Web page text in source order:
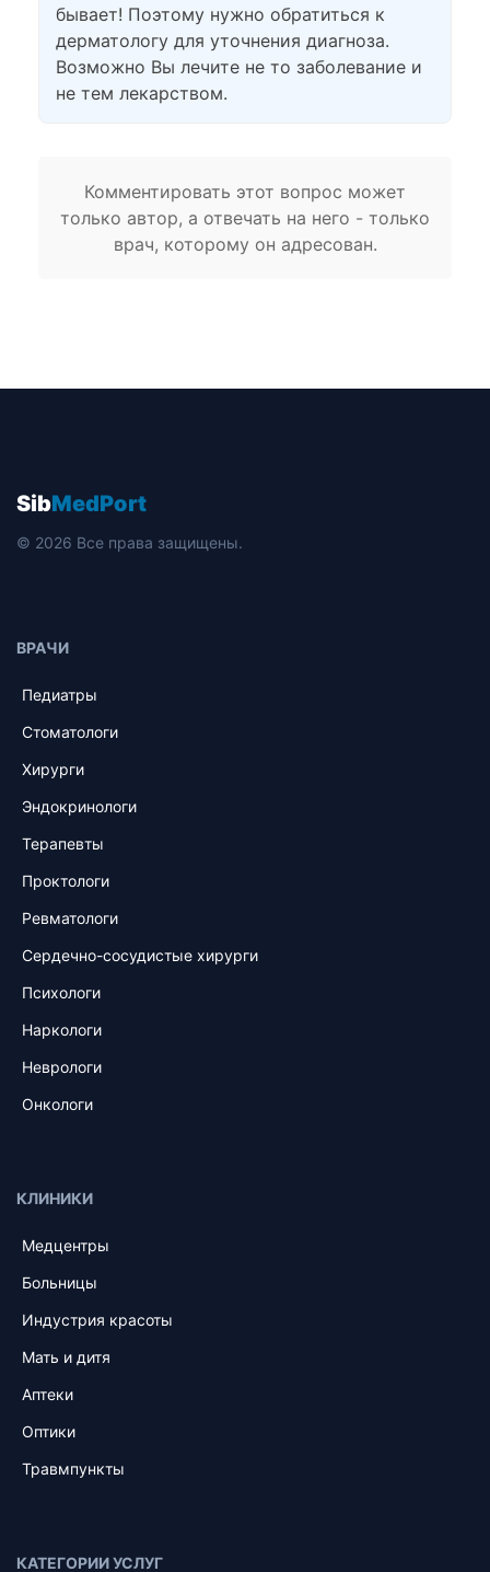
бывает! Поэтому нужно обратиться к
дерматологу для уточнения диагноза.
Возможно Вы лечите не то заболевание и
не тем лекарством.
Комментировать этот вопрос может
только автор, а отвечать на него - только
врач, которому он адресован.
SibMedPort
© 2026 Все права защищены.
ВРАЧИ
Педиатры
Стоматологи
Хирурги
Эндокринологи
Терапевты
Проктологи
Ревматологи
Сердечно-сосудистые хирурги
Психологи
Наркологи
Неврологи
Онкологи
КЛИНИКИ
Медцентры
Больницы
Индустрия красоты
Мать и дитя
Аптеки
Оптики
Травмпункты
КАТЕГОРИИ УСЛУГ